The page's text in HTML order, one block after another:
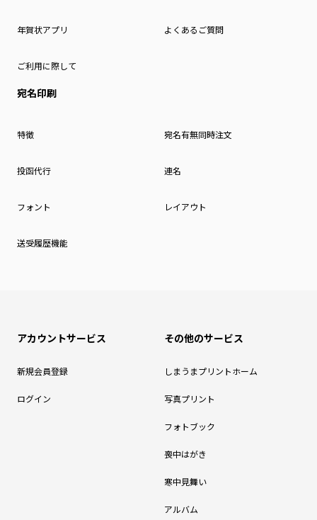
年賀状アプリ よくあるご質問
ご利用に際して
宛名印刷
特徴 宛名有無同時注文
投函代行 連名
フォント レイアウト
送受履歴機能
アカウントサービス
新規会員登録
ログイン
その他のサービス
しまうまプリントホーム
写真プリント
フォトブック
喪中はがき
寒中見舞い
アルバム